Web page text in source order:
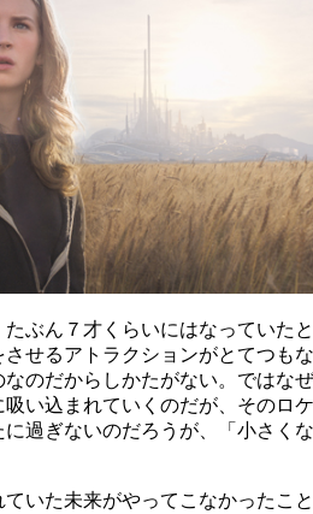
ぶん７才くらいにはなっていた
せるアトラクションがとてつも
のだからしかたがない。ではな
い込まれていくのだが、そのロ
過ぎないのだろうが、「小さく
いた未来がやってこなかったこ